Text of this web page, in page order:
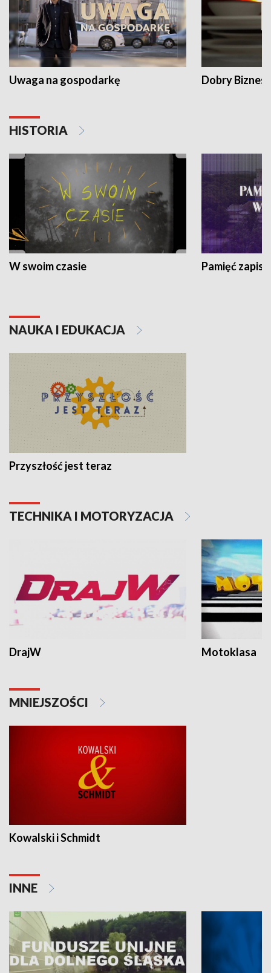
Uwaga na gospodarkę Dobry Biznes
HISTORIA
W swoim czasie Pamięć
NAUKA I EDUKACJA
Przyszłość jest teraz
TECHNIKA I MOTORYZACJA
DrajW Motoklasa
MNIEJSZOŚCI
Kowalski i Schmidt
INNE